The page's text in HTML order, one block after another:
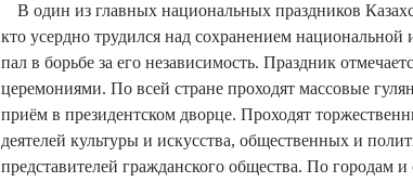
В один из главных национальных праздников
кто усердно трудился над сохранением национальной
пал в борьбе за его независимость. Праздник
церемониями. По всей стране проходят массовые
приём в президентском дворце. Проходят
деятелей культуры и искусства, общественных и
представителей гражданского общества. По городам и